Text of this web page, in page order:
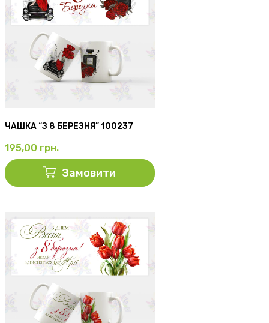
ЧАШКА “З 8 БЕРЕЗНЯ” 100237
195,00 грн.
Замовити